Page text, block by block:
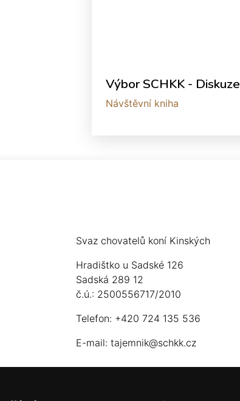
Výbor SCHKK - Diskuze
Návštěvní kniha
Svaz chovatelů koní Kinských
Hradištko u Sadské 126
Sadská 289 12
č.ú.: 2500556717/2010
Telefon: +420 724 135 536
E-mail: tajemnik@schkk.cz